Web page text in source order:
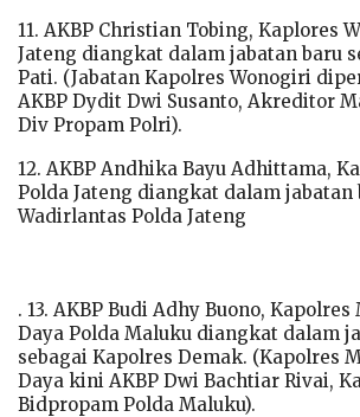
11. AKBP Christian Tobing, Kaplores
Jateng diangkat dalam jabatan baru
Pati. (Jabatan Kapolres Wonogiri
AKBP Dydit Dwi Susanto, Akreditor
Div Propam Polri).
12. AKBP Andhika Bayu Adhittama,
Polda Jateng diangkat dalam jabatan
Wadirlantas Polda Jateng
. 13. AKBP Budi Adhy Buono,
Daya Polda Maluku diangkat dalam
sebagai Kapolres Demak. (Kapolres
Daya kini AKBP Dwi Bachtiar Rivai,
Bidpropam Polda Maluku).